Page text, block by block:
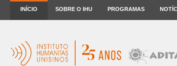
INÍCIO SOBRE O IHU PROGRAMAS